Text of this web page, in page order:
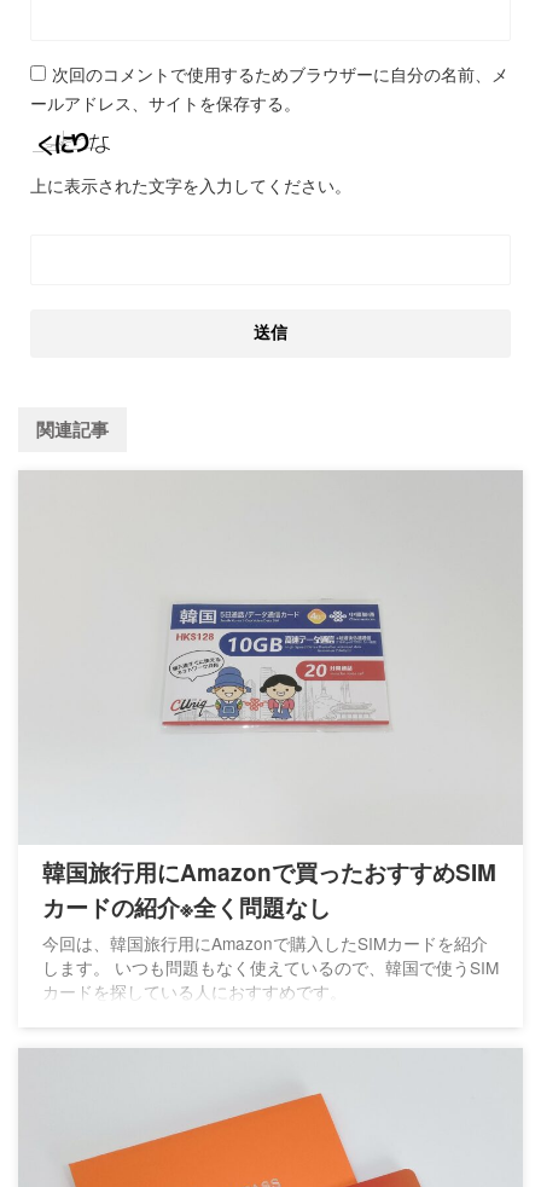
次回のコメントで使用するためブラウザーに自分の名前、メ
ールアドレス、サイトを保存する。
上に表示された文字を入力してください。
関連記事
韓国旅行用にAmazonで買ったおすすめSIM
カードの紹介※全く問題なし
今回は、韓国旅行用にAmazonで購入したSIMカードを紹介
します。 いつも問題もなく使えているので、韓国で使うSIM
カードを探している人におすすめです。